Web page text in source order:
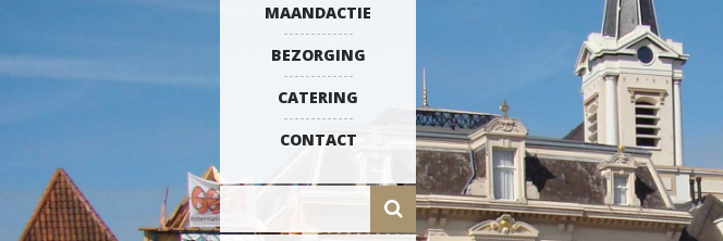
MAANDACTIE
BEZORGING
CATERING
CONTACT